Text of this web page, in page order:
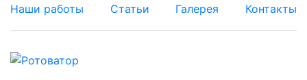
Наши работы
Статьи Галерея Контакты